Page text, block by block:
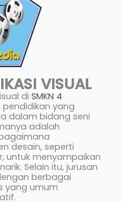
VISUAL
di SMKN 4
yang
dalam bidang seni
adalah
desain, seperti
untuk menyampaikan
Selain itu, jurusan
berbagai
yang umum